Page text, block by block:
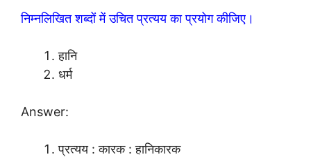
निम्नलिखित शब्दों में उचित प्रत्यय का प्रयोग कीजिए।
हानि
धर्म
Answer:
प्रत्यय : कारक : हानिकारक